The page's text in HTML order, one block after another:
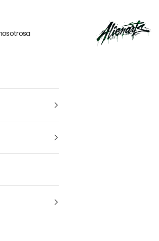
AlienArts
Marca, modelo y año: para que